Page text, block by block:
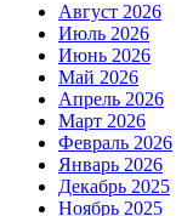
Август 2026
Июль 2026
Июнь 2026
Май 2026
Апрель 2026
Март 2026
Февраль 2026
Январь 2026
Декабрь 2025
Ноябрь 2025